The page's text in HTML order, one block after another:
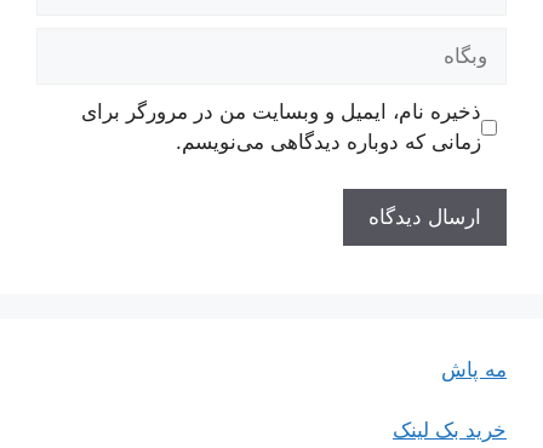
وبگاه
ذخیره نام، ایمیل و وبسایت من در مرورگر برای
زمانی که دوباره دیدگاهی می‌نویسم.
مه پاش
خرید بک لینک